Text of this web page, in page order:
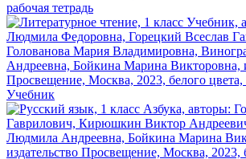
рабочая тетрадь
Учебник